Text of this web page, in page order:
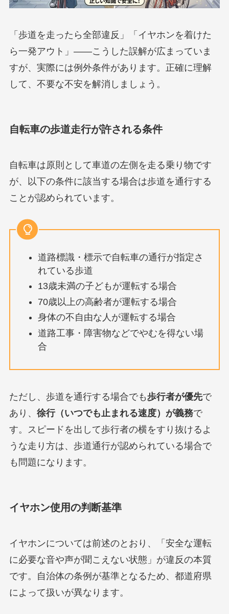
「歩道を走ったら全部違反」「イヤホンを着けた
ら一発アウト」——こうした誤解が広まっていま
すが、実際には例外条件があります。正確に理解
して、不要な不安を解消しましょう。
自転車の歩道走行が許される条件
自転車は原則として車道の左側を走る乗り物です
が、以下の条件に該当する場合は歩道を通行する
ことが認められています。
道路標識・標示で自転車の通行が指定さ
れている歩道
13歳未満の子どもが運転する場合
70歳以上の高齢者が運転する場合
身体の不自由な人が運転する場合
道路工事・障害物などでやむを得ない場
合
ただし、歩道を通行する場合でも歩行者が優先で
あり、 徐行（いつでも止まれる速度）が義務で
す。スピードを出して歩行者の横をすり抜けるよ
うな走り方は、歩道通行が認められている場合で
も問題になります。
イヤホン使用の判断基準
イヤホンについては前述のとおり、「安全な運転
に必要な音や声が聞こえない状態」が違反の本質
です。自治体の条例が基準となるため、都道府県
によって扱いが異なります。